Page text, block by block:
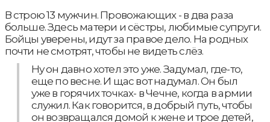
В строю 13 мужчин. Провожающих - в два раза
больше. Здесь матери и сёстры, любимые супруги.
Бойцы уверены, идут за правое дело. На родных
почти не смотрят, чтобы не видеть слёз.
Ну он давно хотел это уже. Задумал, где-то,
еще по весне. И щас вот надумал. Он был
уже в горячих точках- в Чечне, когда в армии
служил. Как говорится, в добрый путь, чтобы
он возвращался домой к жене и трое детей,